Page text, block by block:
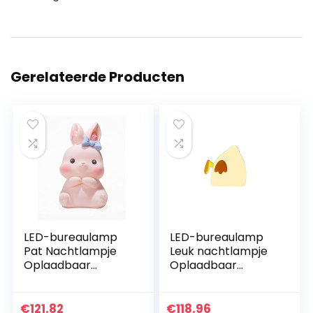
Gerelateerde Producten
LED-bureaulamp
Pat Nachtlampje
Oplaadbaar
Wit licht 1W 5V1A
€121.82
LED-bureaulamp
Leuk nachtlampje
Oplaadbaar
Tweekleurig
€118.96